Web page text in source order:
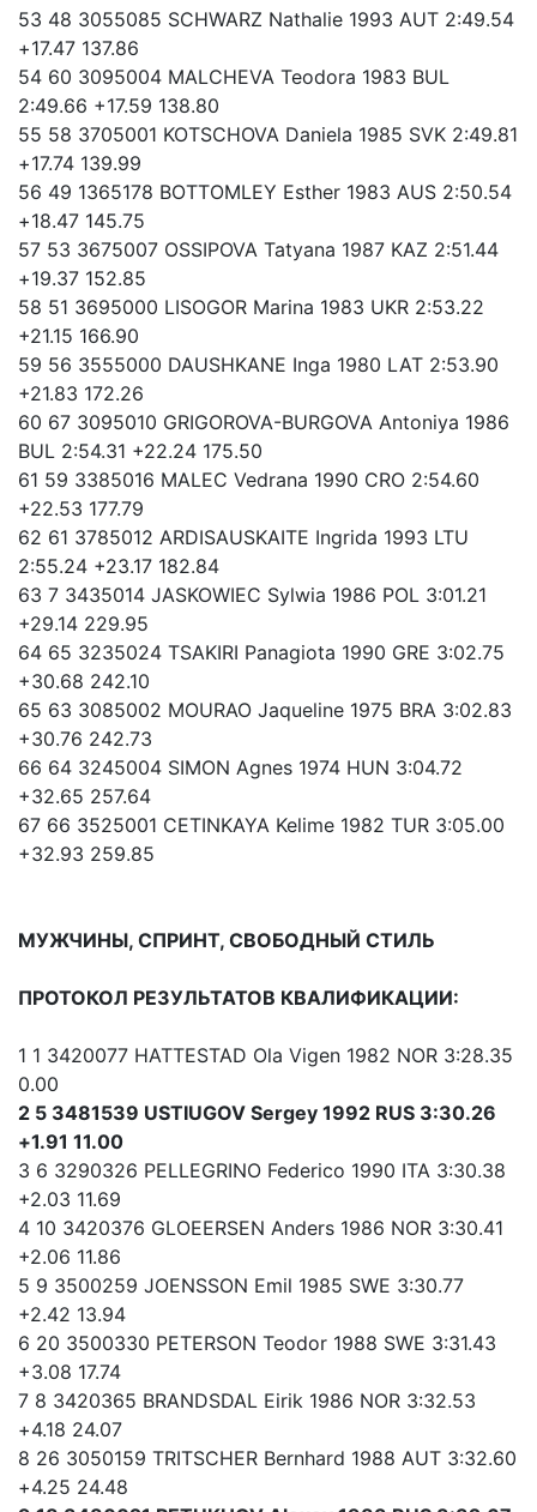
53 48 3055085 SCHWARZ Nathalie 1993 AUT 2:49.54
+17.47 137.86
54 60 3095004 MALCHEVA Teodora 1983 BUL
2:49.66 +17.59 138.80
55 58 3705001 KOTSCHOVA Daniela 1985 SVK 2:49.81
+17.74 139.99
56 49 1365178 BOTTOMLEY Esther 1983 AUS 2:50.54
+18.47 145.75
57 53 3675007 OSSIPOVA Tatyana 1987 KAZ 2:51.44
+19.37 152.85
58 51 3695000 LISOGOR Marina 1983 UKR 2:53.22
+21.15 166.90
59 56 3555000 DAUSHKANE Inga 1980 LAT 2:53.90
+21.83 172.26
60 67 3095010 GRIGOROVA-BURGOVA Antoniya 1986
BUL 2:54.31 +22.24 175.50
61 59 3385016 MALEC Vedrana 1990 CRO 2:54.60
+22.53 177.79
62 61 3785012 ARDISAUSKAITE Ingrida 1993 LTU
2:55.24 +23.17 182.84
63 7 3435014 JASKOWIEC Sylwia 1986 POL 3:01.21
+29.14 229.95
64 65 3235024 TSAKIRI Panagiota 1990 GRE 3:02.75
+30.68 242.10
65 63 3085002 MOURAO Jaqueline 1975 BRA 3:02.83
+30.76 242.73
66 64 3245004 SIMON Agnes 1974 HUN 3:04.72
+32.65 257.64
67 66 3525001 CETINKAYA Kelime 1982 TUR 3:05.00
+32.93 259.85
МУЖЧИНЫ, СПРИНТ, СВОБОДНЫЙ СТИЛЬ
ПРОТОКОЛ РЕЗУЛЬТАТОВ КВАЛИФИКАЦИИ:
1 1 3420077 HATTESTAD Ola Vigen 1982 NOR 3:28.35
0.00
2 5 3481539 USTIUGOV Sergey 1992 RUS 3:30.26
+1.91 11.00
3 6 3290326 PELLEGRINO Federico 1990 ITA 3:30.38
+2.03 11.69
4 10 3420376 GLOEERSEN Anders 1986 NOR 3:30.41
+2.06 11.86
5 9 3500259 JOENSSON Emil 1985 SWE 3:30.77
+2.42 13.94
6 20 3500330 PETERSON Teodor 1988 SWE 3:31.43
+3.08 17.74
7 8 3420365 BRANDSDAL Eirik 1986 NOR 3:32.53
+4.18 24.07
8 26 3050159 TRITSCHER Bernhard 1988 AUT 3:32.60
+4.25 24.48